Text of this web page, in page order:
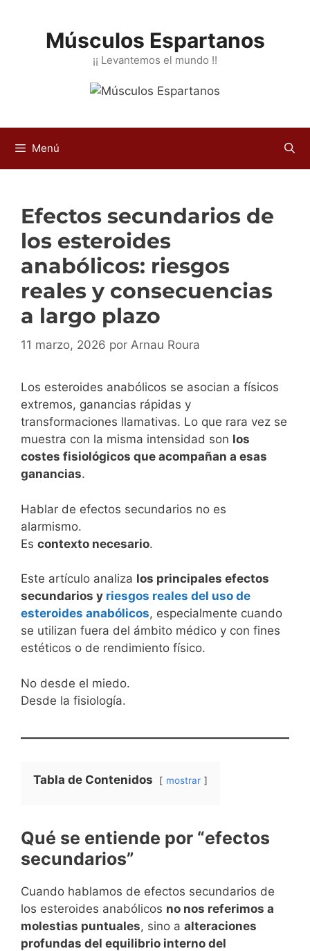
contenidoMúsculos Espartanos
¡¡ Levantemos el mundo !!
Menú
Efectos secundarios de
los esteroides
anabólicos: riesgos
reales y consecuencias
a largo plazo
11 marzo, 2026 por Arnau Roura
Los esteroides anabólicos se asocian a físicos
extremos, ganancias rápidas y
transformaciones llamativas. Lo que rara vez se
muestra con la misma intensidad son los
costes fisiológicos que acompañan a esas
ganancias.
Hablar de efectos secundarios no es
alarmismo.
Es contexto necesario.
Este artículo analiza los principales efectos
secundarios y riesgos reales del uso de
esteroides anabólicos, especialmente cuando
se utilizan fuera del ámbito médico y con fines
estéticos o de rendimiento físico.
No desde el miedo.
Desde la fisiología.
Tabla de Contenidos mostrar
Qué se entiende por “efectos
secundarios”
Cuando hablamos de efectos secundarios de
los esteroides anabólicos no nos referimos a
molestias puntuales, sino a alteraciones
profundas del equilibrio interno del